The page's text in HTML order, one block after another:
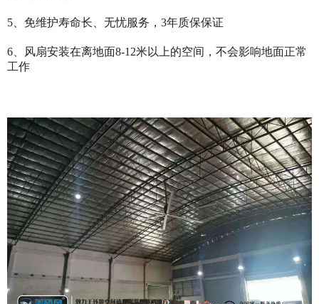
5、免维护寿命长、无忧服务，3年质保保证
6、风扇安装在离地面8-12米以上的空间，不会影响地面正常
工作